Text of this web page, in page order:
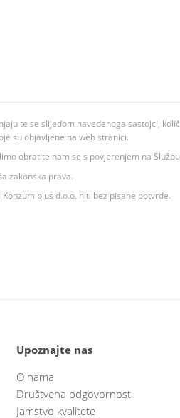
te se slijedom navedenoga sastojci,
su objavljene na web stranici.
obratite nam se s povjerenjem na
zakonska prava.
plus d.o.o. niti bez pisane potvrde.
Upoznajte nas
O nama
Društvena odgovornost
Jamstvo kvalitete